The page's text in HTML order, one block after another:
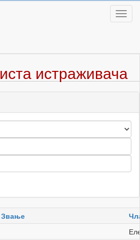
истраживача
Звање